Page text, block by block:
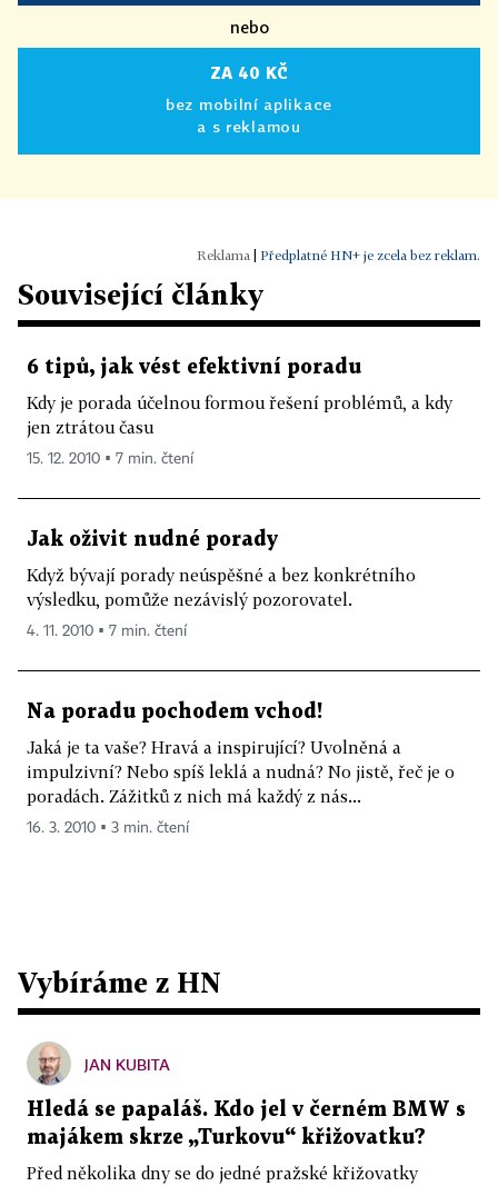
nebo
ZA 40 KČ
bez mobilní aplikace
a s reklamou
Předplatné HN+ je zcela bez reklam.
Související články
6 tipů, jak vést efektivní poradu
Kdy je porada účelnou formou řešení problémů, a kdy
jen ztrátou času
15. 12. 2010 ▪ 7 min. čtení
Jak oživit nudné porady
Když bývají porady neúspěšné a bez konkrétního
výsledku, pomůže nezávislý pozorovatel.
4. 11. 2010 ▪ 7 min. čtení
Na poradu pochodem vchod!
Jaká je ta vaše? Hravá a inspirující? Uvolněná a
impulzivní? Nebo spíš leklá a nudná? No jistě, řeč je o
poradách. Zážitků z nich má každý z nás...
16. 3. 2010 ▪ 3 min. čtení
Vybíráme z HN
JAN KUBITA
Hledá se papaláš. Kdo jel v černém BMW s
majákem skrze „Turkovu“ křižovatku?
Před několika dny se do jedné pražské křižovatky